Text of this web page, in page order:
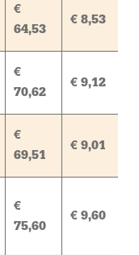
€
64,53
€ 8,53
€
70,62
€ 9,12
€
69,51
€ 9,01
€
75,60
€ 9,60